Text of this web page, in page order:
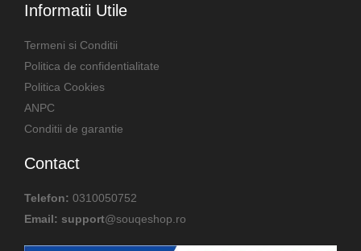
Informatii Utile
Termeni si Conditii
Politica de confidentialitate
Politica Cookies
ANPC
Conditii de garantie
Contact
Telefon: 0310050752
Email: support@souqeshop.ro